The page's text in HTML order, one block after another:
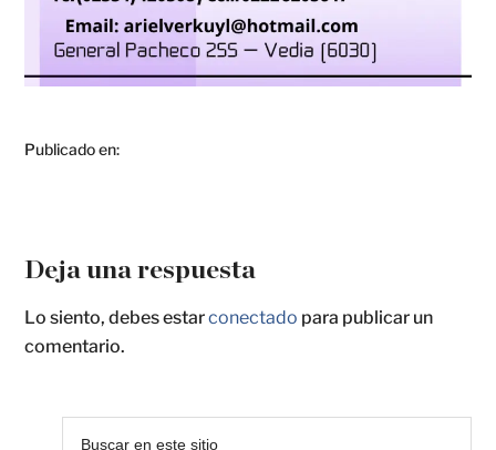
Publicado en:
Deja una respuesta
Lo siento, debes estarconectado para publicar un
comentario.